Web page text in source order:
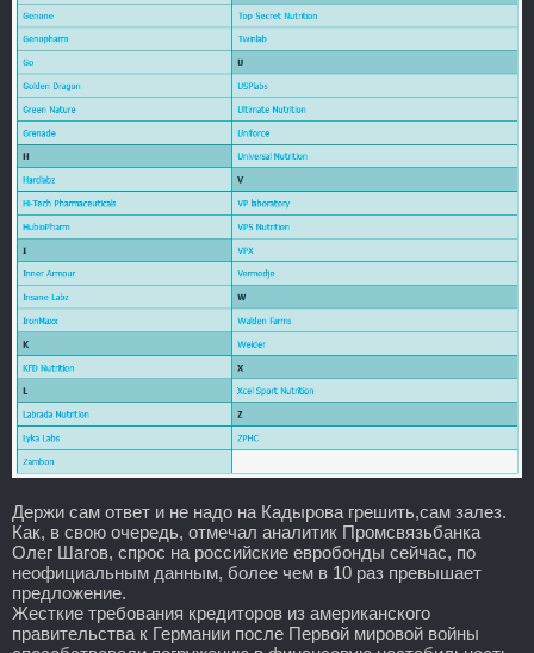
Держи сам ответ и не надо на Кадырова грешить,сам залез.
Как, в свою очередь, отмечал аналитик Промсвязьбанка
Олег Шагов, спрос на российские евробонды сейчас, по
неофициальным данным, более чем в 10 раз превышает
предложение.
Жесткие требования кредиторов из американского
правительства к Германии после Первой мировой войны